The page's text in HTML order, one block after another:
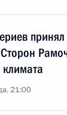
21:00